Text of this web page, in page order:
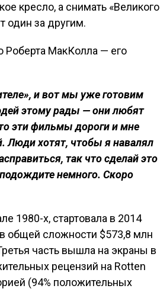
кресло, а снимать «Великого
один за другим.
Роберта МакКолла — его
и вот мы уже готовим
этому рады — они любят
эти фильмы дороги и мне
Люди хотят, чтобы я навалял
так что сделай это
немного. Скоро
1980-х, стартовала в 2014
общей сложности $573,8 млн
часть вышла на экраны в
рецензий на Rotten
(94% положительных